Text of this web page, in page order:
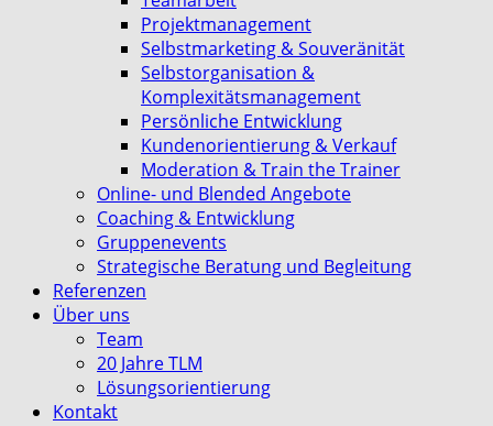
Projektmanagement
Selbstmarketing & Souveränität
Selbstorganisation &
Komplexitätsmanagement
Persönliche Entwicklung
Kundenorientierung & Verkauf
Moderation & Train the Trainer
Online- und Blended Angebote
Coaching & Entwicklung
Gruppenevents
Strategische Beratung und Begleitung
Referenzen
Über uns
Team
20 Jahre TLM
Lösungsorientierung
Kontakt